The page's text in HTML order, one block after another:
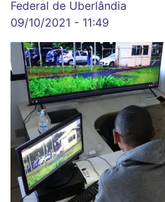
Federal de Uberlândia
09/10/2021 - 11:49